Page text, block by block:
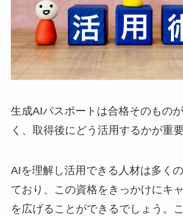
生成AIパスポートは合格そのもの
く、取得後にどう活用するかが重要
AIを理解し活用できる人材は多く
ており、この資格をきっかけにキ
を広げることができるでしょう。